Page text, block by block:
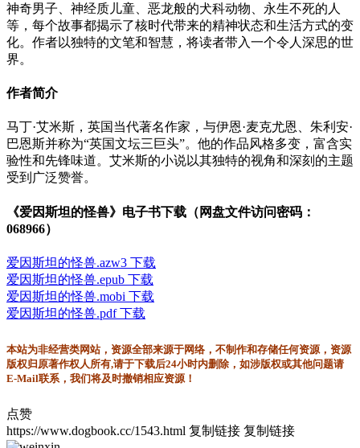
神奇男子、神经质儿童、恶龙般的犬科动物、永生不死的人
等，每个故事都揭示了核时代带来的精神状态和生活方式的变
化。作者以独特的文笔和智慧，将读者带入一个令人深思的世
界。
作者简介
马丁·艾米斯，英国当代著名作家，与伊恩·麦克尤恩、朱利安·
巴恩斯并称为“英国文坛三巨头”。他的作品风格多变，富含实
验性和先锋味道。艾米斯的小说以其独特的视角和深刻的主题
受到广泛赞誉。
《爱因斯坦的怪兽》电子书下载（网盘文件访问密码：
068966）
爱因斯坦的怪兽.azw3 下载
爱因斯坦的怪兽.epub 下载
爱因斯坦的怪兽.mobi 下载
爱因斯坦的怪兽.pdf 下载
本站为非经营类网站，资源全部来源于网络，不制作和存储任何资源，资源
版权归原著作权人所有,请于下载后24小时内删除，如涉版权或其他问题请
E-Mail联系，我们将及时撤销相应资源！
点赞
https://www.dogbook.cc/1543.html 复制链接 复制链接